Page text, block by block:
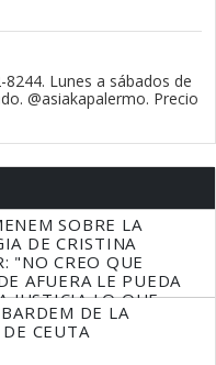
Lunes a sábados de
@asiakapalermo. Precio
SOBRE LA
DE CRISTINA
"NO CREO QUE
AFUERA LE PUEDA
JUSTICIA LO QUE
HACER" DE LA
CEUTA